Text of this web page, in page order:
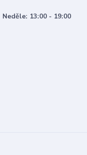
Neděle: 13:00 - 19:00